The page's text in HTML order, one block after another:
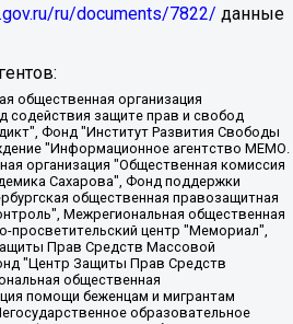
ru/documents/7822/ данные
Павловна, Кильтау Екатерина Викторовна, Петров Алексей Викторович, Пискунов Сергей Евгеньевич, Смирнов Сергей Сергеевич, Тихонов Михаил Сергеевич, Общество с ограниченной ответственностью "ЖУРНАЛИСТ-ИНОСТРАННЫЙ АГЕНТ", Арапова Галина Юрьевна, Вольтская Татьяна Анатольевна, Американская компания "Mason G.E.S. Anonymous Foundation" (США), являющаяся владельцем интернет-издания https://mnews.world/, Компания "Stichting Bellingcat", зарегистрированная в Нидерландах (дата регистрации 11.07.2018), Захаров Андрей Вячеславович, Клепиковская Екатерина Дмитриевна, Общество с ограниченной ответственностью "МЕМО", Перл Роман Александрович, Симонов Евгений Алексеевич, Соловьева Елена Анатольевна, Сотников Даниил Владимирович, Сурначева Елизавета Дмитриевна, Автономная некоммерческая организация по защите прав человека и информированию населения "Якутия – Наше Мнение", Общество с ограниченной ответственностью "Москоу диджитал медиа", с 26.01.2023 Общество с ограниченной ответственностью "Чайка Белые сады", Ветошкина Валерия Валерьевна, Заговора Максим Александрович, Межрегиональное общественное движение "Российская ЛГБТ - сеть", Оленичев Максим Владимирович, Павлов Иван Юрьевич, Скворцова Елена Сергеевна, Общество с ограниченной ответственностью "Как бы инагент", Кочетков Игорь Викторович, Общество с ограниченной ответственностью "Честные выборы", Еланчик Олег Александрович, Общество с ограниченной ответственностью "Нобелевский призыв", Гималова Регина Эмилевна, Григорьев Андрей Валерьевич, Григорьева Алина Александровна, Ассоциация по содействию защите прав призывников, альтернативнослужащих и военнослужащих "Правозащитная группа "Гражданин.Армия.Право", Хисамова Регина Фаритовна, Автономная некоммерческая организация по реализации социально-правовых программ "Лилит", Дальневосточное общественное движение "Маяк", Санкт-Петербургская ЛГБТ-инициативная группа "Выход", Инициативная группа ЛГБТ+ "Реверс", Алексеев Андрей Викторович, Бекбулатова Таисия Львовна, Беляев Иван Михайлович, Владыкина Елена Сергеевна, Гельман Марат Александрович, Никульшина Вероника Юрьевна, Толоконникова Надежда Андреевна, Шендерович Виктор Анатольевич, Общество с ограниченной ответственностью "Данное сообщение", Общество с ограниченной ответственностью Издательский дом "Новая глава", Айнбиндер Александра Александровна, Московский комьюнити-центр для ЛГБТ+инициатив, Благотворительный фонд развития филантропии, Deutsche Welle (Германия, Kurt-Schumacher-Strasse 3, 53113 Bonn), Борзунова Мария Михайловна, Воробьев Виктор Викторович, Голубева Анна Львовна, Константинова Алла Михайловна, Малкова Ирина Владимировна, Мурадов Мурад Абдулгалимович, Осетинская Елизавета Николаевна, Понасенков Евгений Николаевич, Ганапольский Матвей Юрьевич, Киселев Евгений Алексеевич, Борухович Ирина Григорьевна, Дремин Иван Тимофеевич, Дубровский Дмитрий Викторович, Красноярская региональная общественная организация поддержки и развития альтернативных образовательных технологий и межкультурных коммуникаций "ИНТЕРРА", Маяковская Екатерина Алексеевна, Фейгин Марк Захарович, Филимонов Андрей Викторович, Дзугкоева Регина Николаевна, Доброхотов Роман Александрович, Дудь Юрий Александрович, Елкин Сергей Владимирович, Кругликов Кирилл Игоревич, Сабунаева Мария Леонидовна, Семенов Алексей Владимирович, Шаинян Карен Багратович, Шульман Екатерина Михайловна, Асафьев Артур Валерьевич, Вахштайн Виктор Семенович, Венедиктов Алексей Алексеевич, Лушникова Екатерина Евгеньевна, Волков Леонид Михайлович, Невзоров Александр Глебович, Пархоменко Сергей Борисович, Сироткин Ярослав Николаевич, Кара-Мурза Владимир Владимирович, Баранова Наталья Владимировна, Гозман Леонид Яковлевич, Кагарлицкий Борис Юльевич, Климарев Михаил Валерьевич, Милов Владимир Станиславович, Автономная некоммерческая организация Краснодарский центр современного искусства "Типография", Моргенштерн Алишер Тагирович, Соболь Любовь Эдуардовна, Общество с ограниченной ответственностью "ЛИЗА НОРМ", Каспаров Гарри Кимович, Ходорковский Михаил Борисович, Общество с ограниченной ответственностью "Апрельские тезисы", Данилович Ирина Брониславовна, Кашин Олег Владимирович, Петров Николай Владимирович, Пивоваров Алексей Владимирович, Соколов Михаил Владимирович, Цветкова Юлия Владимировна, Чичваркин Евгений Александрович, Комитет против пыток/Команда против пыток, Общество с ограниченной ответственностью "Первый научный", Общество с ограниченной ответственностью "Вертолет и ко", Белоцерковская Вероника Борисовна, Кац Максим Евгеньевич, Лазарева Татьяна Юрьевна, Шаведдинов Руслан Табризович, Яшин Илья Валерьевич, Общество с ограниченной ответственностью "Иноагент ААВ", Алешковский Дмитрий Петрович, Альбац Евгения Марковна, Быков Дмитрий Львович, Галямина Юлия Евгеньевна, Лойко Сергей Леонидович, Мартынов Кирилл Константинович, Медведев Сергей Александрович, Крашенинников Федор Геннадиевич, Гордеева Катерина Вл